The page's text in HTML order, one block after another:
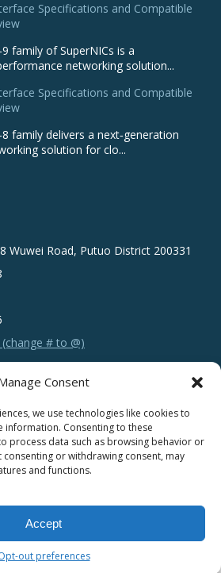
Consent
we use technologies like cookies to
information. Consenting to these
process data such as browsing behavior or
consenting or withdrawing consent, may
and functions.
Accept
out preferences
Specifications and Compatible
family of SuperNICs is a
networking solution...
Specifications and Compatible
family delivers a next‑generation
solution for clo...
Wuwei Road, Putuo District 200331
# to @)
TARLUZ TELECOM TECH.
Русский